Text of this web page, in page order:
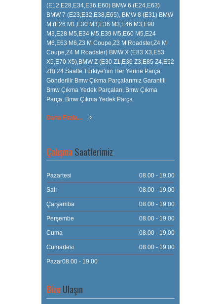
(E12,E28,E34,E36,E60) BMW 6 (E24,E63)
BMW 7 (E23,E32,E38,E65), BMW 8 (E31) BMW
M (E26 M1,E30 M3,E36 M3,E46 M3,E90
M3,E28 M5,E34 M5,E39 M5,E60 M5,E24
M6,E63 M6,Z3 M Coupe,Z3 M Roadster,Z4 M
Coupe,Z4 M Roadster) BMW X (E83 X3,E53
X5,E70 X5),BMW Z (E30 Z1,E36 Z3,E85 Z4,E52
Z8) 24 Saatte Türkiye'nin Her Yerine Parça
Gönderilir Bmw Çıkma Parçalarımız Garantili
Bmw Çıkma Yedek Parçaları, Bmw Çıkma
Parça, Bmw Çıkma Yedek Parça
Daha Fazla...
Çalışma Saatlerimiz
Pazartesi 08.00 - 19.00
Salı 08.00 - 19.00
Çarşamba 08.00 - 19.00
Perşembe 08.00 - 19.00
Cuma 08.00 - 19.00
Cumartesi 08.00 - 19.00
Pazar08.00 - 19.00
Bize Ulaşın